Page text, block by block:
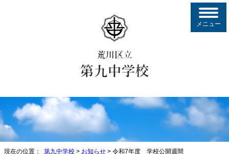
メニュー
現在の位置： 第九中学校 > お知らせ > 令和7年度 学校公開週間